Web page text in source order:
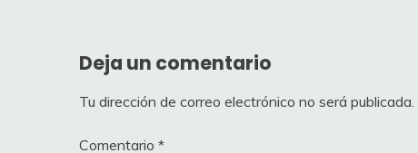
Deja un comentario
Tu dirección de correo electrónico no será publicada.
Comentario *